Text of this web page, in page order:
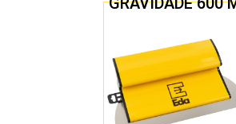
1,7 MM